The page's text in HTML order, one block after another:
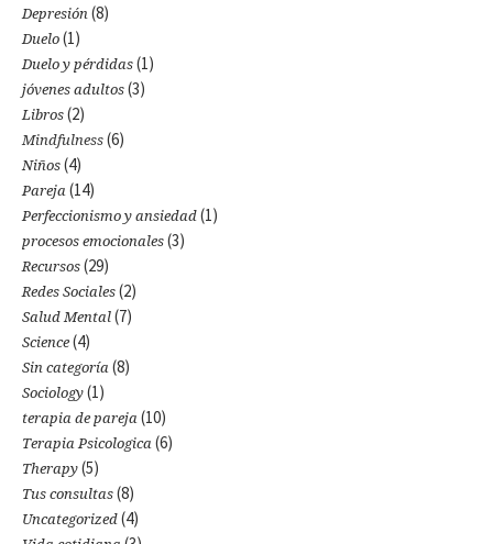
Depresión (8)
Duelo (1)
Duelo y pérdidas (1)
jóvenes adultos (3)
Libros (2)
Mindfulness (6)
Niños (4)
Pareja (14)
Perfeccionismo y ansiedad (1)
procesos emocionales (3)
Recursos (29)
Redes Sociales (2)
Salud Mental (7)
Science (4)
Sin categoría (8)
Sociology (1)
terapia de pareja (10)
Terapia Psicologica (6)
Therapy (5)
Tus consultas (8)
Uncategorized (4)